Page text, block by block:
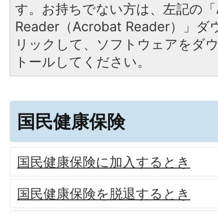
す。お持ちでない方は、左記の
Reader（Acrobat Reader）」ダ
リックして、ソフトウェアをダ
トールしてください。
国民健康保険
国民健康保険に加入するとき
国民健康保険を脱退するとき